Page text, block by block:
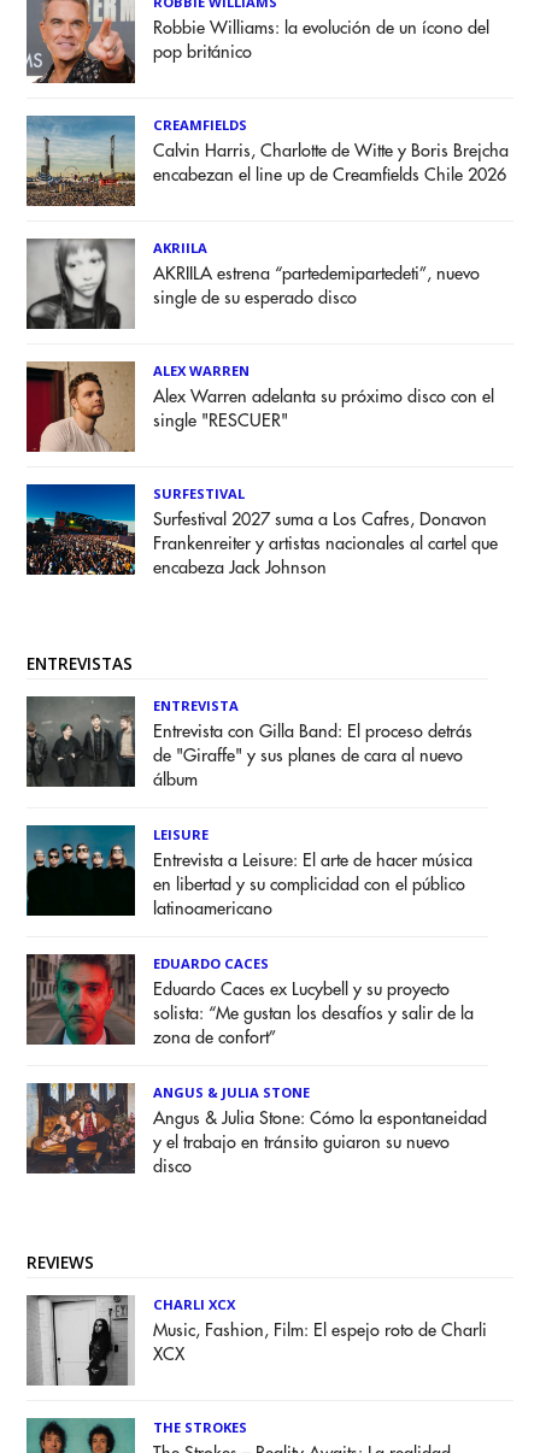
Robbie Williams: la evolución de un ícono del
pop británico
CREAMFIELDS
Calvin Harris, Charlotte de Witte y Boris Brejcha
encabezan el line up de Creamfields Chile 2026
AKRIILA
AKRIILA estrena “partedemipartedeti”, nuevo
single de su esperado disco
ALEX WARREN
Alex Warren adelanta su próximo disco con el
single "RESCUER"
SURFESTIVAL
Surfestival 2027 suma a Los Cafres, Donavon
Frankenreiter y artistas nacionales al cartel que
encabeza Jack Johnson
ENTREVISTAS
ENTREVISTA
Entrevista con Gilla Band: El proceso detrás
de "Giraffe" y sus planes de cara al nuevo
álbum
LEISURE
Entrevista a Leisure: El arte de hacer música
en libertad y su complicidad con el público
latinoamericano
EDUARDO CACES
Eduardo Caces ex Lucybell y su proyecto
solista: “Me gustan los desafíos y salir de la
zona de confort”
ANGUS & JULIA STONE
Angus & Julia Stone: Cómo la espontaneidad
y el trabajo en tránsito guiaron su nuevo
disco
REVIEWS
CHARLI XCX
Music, Fashion, Film: El espejo roto de Charli
XCX
THE STROKES